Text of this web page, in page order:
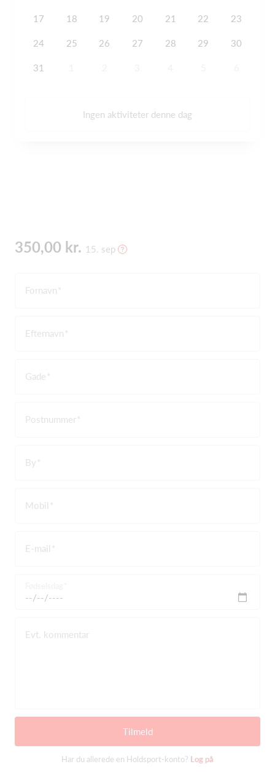
17 18 19 20 21 22 23
24 25 26 27 28 29 30
31
Ingen aktiviteter denne dag
350,00 kr. 15. sep
Fornavn
Efternavn
Gade
Postnummer
By
Mobil
E-mail
Evt. kommentar
Tilmeld
Har du allerede en Holdsport-konto? Log på